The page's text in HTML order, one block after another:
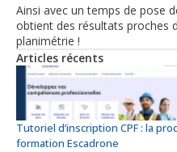
Ainsi avec un temps de pose
obtient des résultats proches
planimétrie !
Articles récents
Tutoriel d’inscription CPF : la
formation Escadrone